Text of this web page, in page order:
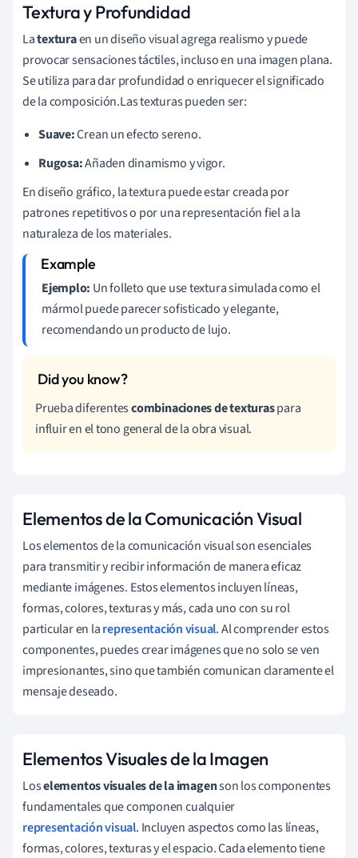
Textura y Profundidad
Latexturaen un diseño visual agrega realismo y puede
provocar sensaciones táctiles, incluso en una imagen plana.
Se utiliza para dar profundidad o enriquecer el significado
de la composición.Las texturas pueden ser:
Suave:Crean un efecto sereno.
Rugosa:Añaden dinamismo y vigor.
En diseño gráfico, la textura puede estar creada por
patrones repetitivos o por una representación fiel a la
naturaleza de los materiales.
Ejemplo: Un folleto que use textura simulada como el
mármol puede parecer sofisticado y elegante,
recomendando un producto de lujo.
Prueba diferentescombinaciones de texturaspara
influir en el tono general de la obra visual.
Elementos de la Comunicación Visual
Los elementos de la comunicación visual son esenciales
para transmitir y recibir información de manera eficaz
mediante imágenes. Estos elementos incluyen líneas,
formas, colores, texturas y más, cada uno con su rol
particular en larepresentación visual. Al comprender estos
componentes, puedes crear imágenes que no solo se ven
impresionantes, sino que también comunican claramente el
mensaje deseado.
Elementos Visuales de la Imagen
Loselementos visuales de la imagenson los componentes
fundamentales que componen cualquier
representación visual. Incluyen aspectos como las líneas,
formas, colores, texturas y el espacio. Cada elemento tiene